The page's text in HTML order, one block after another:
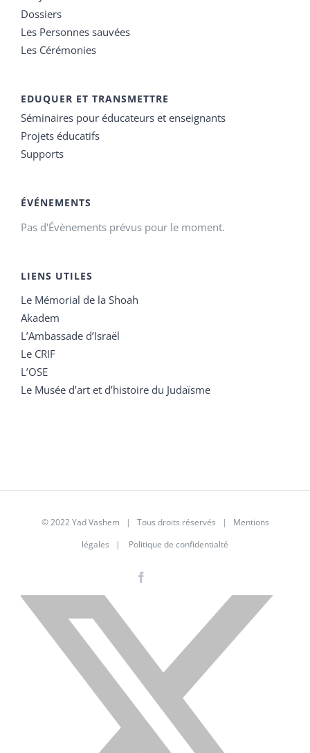
Dossiers
Les Personnes sauvées
Les Cérémonies
EDUQUER ET TRANSMETTRE
Séminaires pour éducateurs et enseignants
Projets éducatifs
Supports
ÉVÉNEMENTS
Pas d'Évènements prévus pour le moment.
LIENS UTILES
Le Mémorial de la Shoah
Akadem
L’Ambassade d’Israël
Le CRIF
L’OSE
Le Musée d’art et d’histoire du Judaïsme
© 2022 Yad Vashem | Tous droits réservés | Mentions
légales | Politique de confidentialté
X